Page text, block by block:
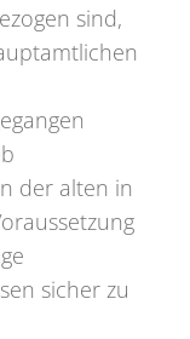
sind,
der alten in
sicher zu